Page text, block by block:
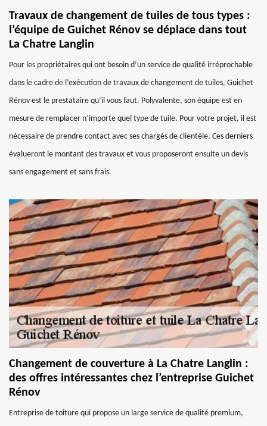
Travaux de changement de tuiles de tous types :
l’équipe de Guichet Rénov se déplace dans tout
La Chatre Langlin
Pour les propriétaires qui ont besoin d’un service de qualité irréprochable
dans le cadre de l’exécution de travaux de changement de tuiles, Guichet
Rénov est le prestataire qu’il vous faut. Polyvalente, son équipe est en
mesure de remplacer n’importe quel type de tuile. Pour votre projet, il est
nécessaire de prendre contact avec ses chargés de clientèle. Ces derniers
évalueront le montant des travaux et vous proposeront ensuite un devis
sans engagement et sans frais.
Changement de couverture à La Chatre Langlin :
des offres intéressantes chez l’entreprise Guichet
Rénov
Entreprise de toiture qui propose un large service de qualité premium,